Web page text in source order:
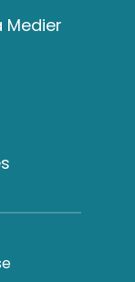
Medier